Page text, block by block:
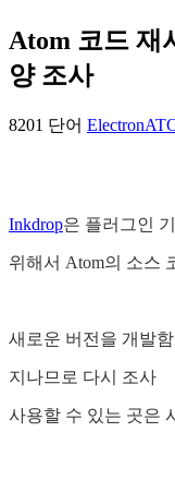
Atom 코드 재
양 조사
8201 단어 Electron
Inkdrop은 플러그인
위해서 Atom의 소스
새로운 버전을 개발
지나므로 다시 조사
사용할 수 있는 곳은